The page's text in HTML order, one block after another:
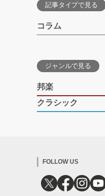
記事タイプで見る
コラム
ジャンルで見る
邦楽
クラシック
FOLLOW US